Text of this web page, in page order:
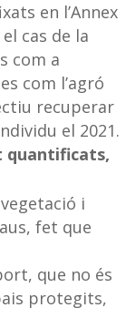
en l’Annex
cas de la
com a
com l’agró
recuperar
el 2021.
quantificats,
i
fet que
que no és
protegits,